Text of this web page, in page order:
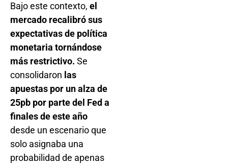
Bajo este contexto, el
mercado recalibró sus
expectativas de política
monetaria tornándose
más restrictivo. Se
consolidaron las
apuestas por un alza de
25pb por parte del Fed a
finales de este año
desde un escenario que
solo asignaba una
probabilidad de apenas